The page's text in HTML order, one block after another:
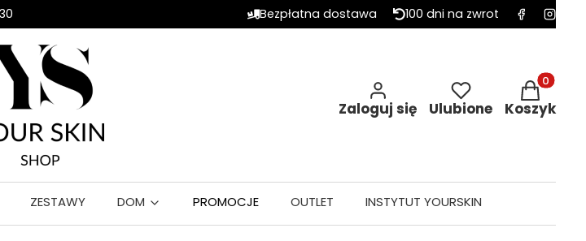
Bezpłatna dostawa 100 dni na zwrot
Zaloguj się Ulubione
Produkty
Koszyk
ZESTAWY DOM PROMOCJE OUTLET INSTYTUT YOURSKIN